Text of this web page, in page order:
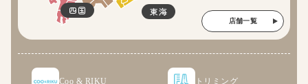
東海
四国
店舗一覧
Coo & RIKU トリミング